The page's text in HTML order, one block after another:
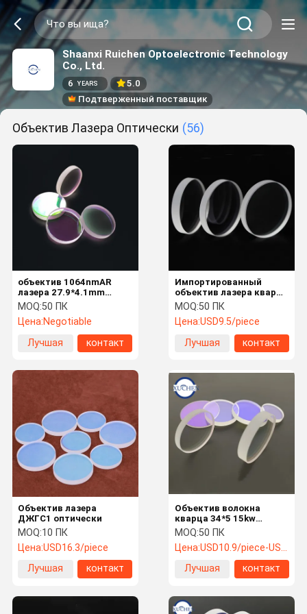
Shaanxi Ruichen Optoelectronic Technology
Co., Ltd.
6 YEARS
5.0
Подтверженный поставщик
Объектив Лазера Оптически (56)
объектив 1064nmAR
лазера 27.9*4.1mm
оптически
импортировал
кремнезем кварца
сплавленный для
головы лазера
MOQ:50 ПК
Цена:Negotiable
Лучшая
контакт
Импортированный
объектив лазера кварца
оптически
MOQ:50 ПК
Цена:USD9.5/piece
Лучшая
контакт
Объектив лазера
ДЖГС1 оптически
MOQ:10 ПК
Цена:USD16.3/piece
Лучшая
контакт
Объектив волокна
кварца 34*5 15kw
Windows защиты
оптически для машины
Precitec Lasermech
MOQ:50 ПК
Цена:USD10.9/piece-USD6.2/piece
Лучшая
контакт